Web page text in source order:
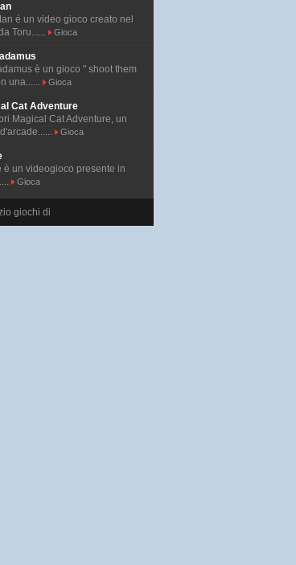
é un video gioco creato nel
Toru......
Gioca
è un gioco " shoot them
una......
Gioca
Cat Adventure
Magical Cat Adventure, un
Gioca
è un videogioco presente in
Gioca
giochi di